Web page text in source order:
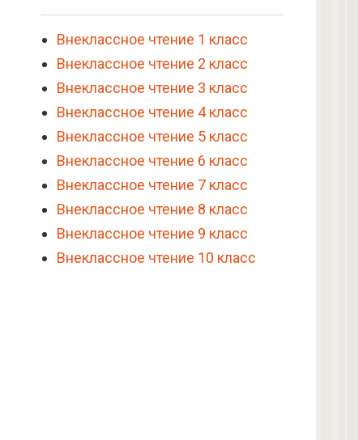
Внеклассное чтение 1 класс
Внеклассное чтение 2 класс
Внеклассное чтение 3 класс
Внеклассное чтение 4 класс
Внеклассное чтение 5 класс
Внеклассное чтение 6 класс
Внеклассное чтение 7 класс
Внеклассное чтение 8 класс
Внеклассное чтение 9 класс
Внеклассное чтение 10 класс